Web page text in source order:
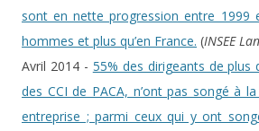
sont en nette progression entre 1999
hommes et plus qu’en France. (INSEE
Avril 2014 - 55% des dirigeants de
des CCI de PACA, n’ont pas songé à
entreprise ; parmi ceux qui y ont